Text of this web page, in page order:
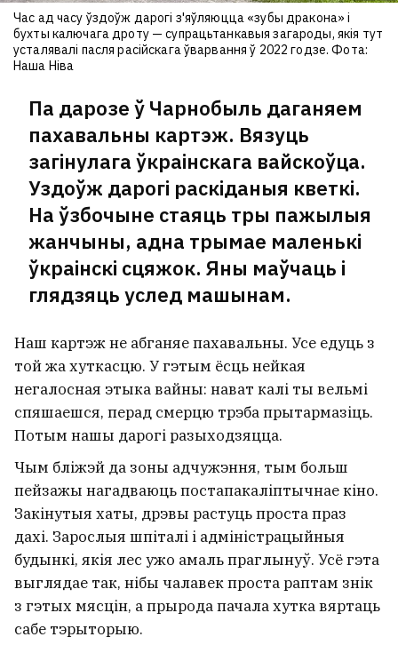
Час ад часу ўздоўж дарогі з'яўляюцца «зубы дракона» і
бухты калючага дроту — супрацьтанкавыя загароды, якія тут
усталявалі пасля расійскага ўварвання ў 2022 годзе. Фота:
Наша Ніва
Па дарозе ў Чарнобыль даганяем
пахавальны картэж. Вязуць
загінулага ўкраінскага вайскоўца.
Уздоўж дарогі раскіданыя кветкі.
На ўзбочыне стаяць тры пажылыя
жанчыны, адна трымае маленькі
ўкраінскі сцяжок. Яны маўчаць і
глядзяць услед машынам.
Наш картэж не абганяе пахавальны. Усе едуць з
той жа хуткасцю. У гэтым ёсць нейкая
негалосная этыка вайны: нават калі ты вельмі
спяшаешся, перад смерцю трэба прытармазіць.
Потым нашы дарогі разыходзяцца.
Чым бліжэй да зоны адчужэння, тым больш
пейзажы нагадваюць постапакаліптычнае кіно.
Закінутыя хаты, дрэвы растуць проста праз
дахі. Зарослыя шпіталі і адміністрацыйныя
будынкі, якія лес ужо амаль праглынуў. Усё гэта
выглядае так, нібы чалавек проста раптам знік
з гэтых мясцін, а прырода пачала хутка вяртаць
сабе тэрыторыю.